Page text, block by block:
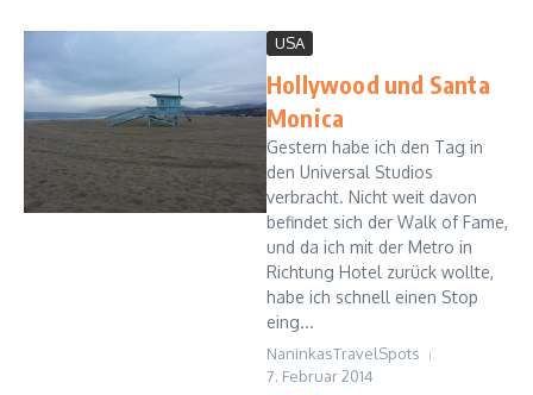
USA
Hollywood und Santa
Monica
Gestern habe ich den Tag in
den Universal Studios
verbracht. Nicht weit davon
befindet sich der Walk of Fame,
und da ich mit der Metro in
Richtung Hotel zurück wollte,
habe ich schnell einen Stop
eing...
NaninkasTravelSpots
7. Februar 2014